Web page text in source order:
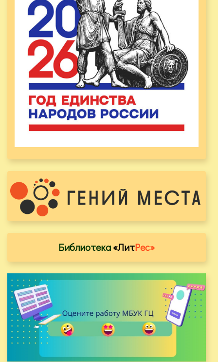
Библиотека«ЛитРес»